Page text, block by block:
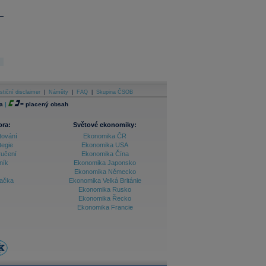
disclaimer Náměty FAQ Skupina ČSOB
| = placený obsah
Světové ekonomiky:
Ekonomika ČR
Ekonomika USA
Ekonomika Čína
Ekonomika Japonsko
Ekonomika Německo
Ekonomika Velká Británie
Ekonomika Rusko
Ekonomika Řecko
Ekonomika Francie